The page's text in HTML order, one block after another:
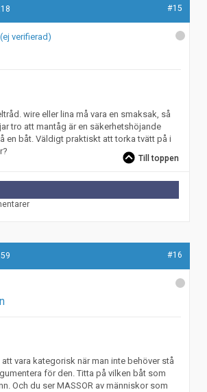
#15
verifierad)
wire eller lina må vara en smaksak, så
tro att mantåg är en säkerhetshöjande
en båt. Väldigt praktiskt att torka tvätt på i
Till toppen
#16
vara kategorisk när man inte behöver stå
för den. Titta på vilken båt som
Och du ser MASSOR av människor som